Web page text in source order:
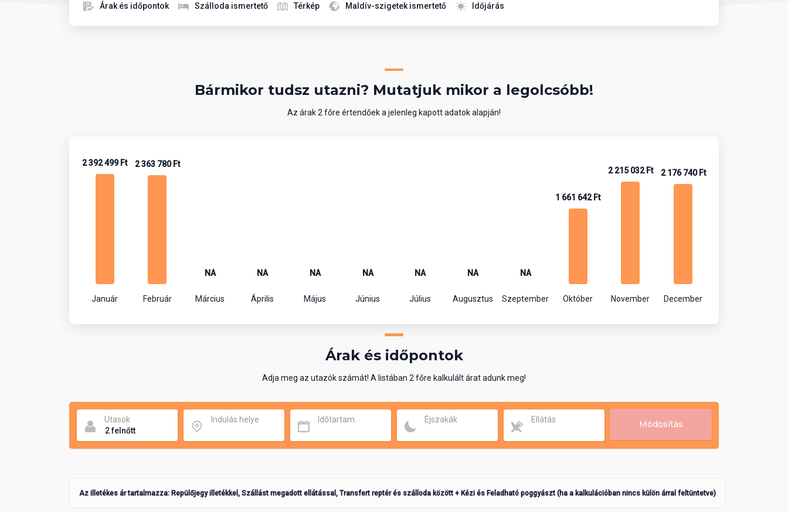
Árak és időpontok Szálloda ismertető Térkép Maldív-szigetek ismertető Időjárás
Bármikor tudsz utazni? Mutatjuk mikor a legolcsóbb!
Az árak 2 főre értendőek a jelenleg kapott adatok alapján!
2 392 499 Ft
Január
2 363 780 Ft
Február
NA
Március
NA
Április
NA
Május
NA
Június
NA
Július
NA
Augusztus
NA
Szeptember
1 661 642 Ft
Október
2 215 032 Ft
November
2 176 740 Ft
December
Árak és időpontok
Adja meg az utazók számát! A listában 2 főre kalkulált árat adunk meg!
Utasok Indulás helye Időtartam Éjszakák Ellátás Módosítás
Az illetékes ár tartalmazza: Repülőjegy illetékkel, Szállást megadott ellátással, Transfert reptér és szálloda között + Kézi és Feladható poggyászt (ha a kalkulációban nincs külön árral feltüntetve)